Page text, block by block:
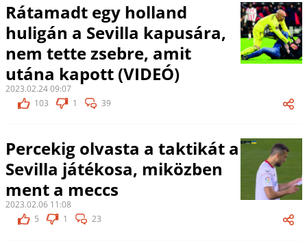
Rátamadt egy holland
huligán a Sevilla kapusára,
nem tette zsebre, amit
utána kapott (VIDEÓ)
2023.02.24 09:07
103
1 39
Percekig olvasta a taktikát a
Sevilla játékosa, miközben
ment a meccs
2023.02.06 11:08
5
1 23